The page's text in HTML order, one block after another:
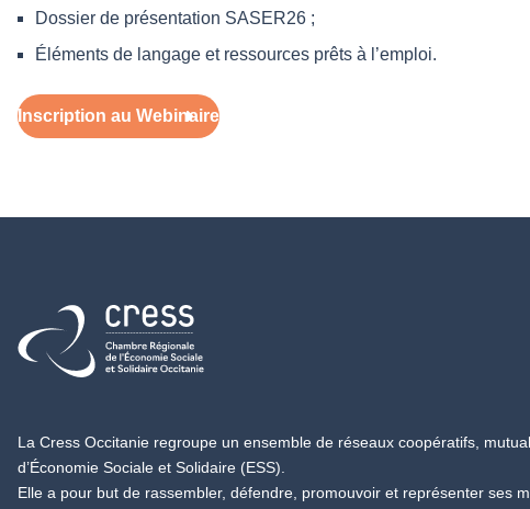
Dossier de présentation SASER26 ;
Éléments de langage et ressources prêts à l’emploi.
Inscription au Webinaire
Retour à l'accueil
La Cress Occitanie regroupe un ensemble de réseaux coopératifs,
d’Économie Sociale et Solidaire (ESS).
Elle a pour but de rassembler, défendre, promouvoir et représenter ses